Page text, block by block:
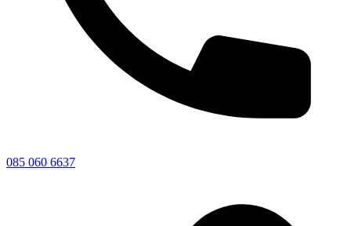
085 060 6637